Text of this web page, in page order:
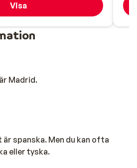
Visa
Madrid.
spanska. Men du kan ofta
eller tyska.